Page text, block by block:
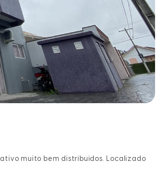
muito bem distribuidos. Localizado